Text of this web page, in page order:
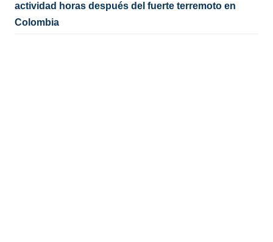
actividad horas después del fuerte terremoto en
Colombia